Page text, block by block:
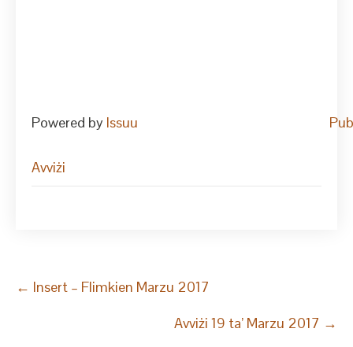
Powered by Issuu
Avviżi
Post
navigation
← Insert – Flimkien Marzu 2017
Avviżi 19 ta’ Marzu 2017 →